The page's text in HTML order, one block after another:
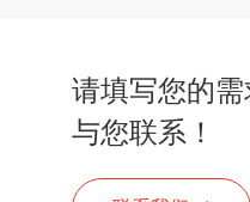
请填写您的
与您联系！